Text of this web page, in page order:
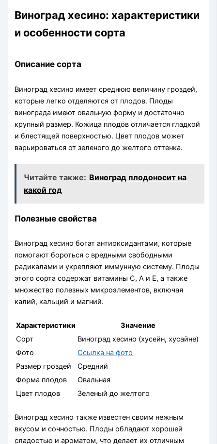
Виноград хесино: характеристики
и особенности сорта
Описание сорта
Виноград хесино имеет среднюю величину гроздей,
которые легко отделяются от плодов. Плоды
винограда имеют овальную форму и достаточно
крупный размер. Кожица плодов отличается гладкой
и блестящей поверхностью. Цвет плодов может
варьироваться от зеленого до желтого оттенка.
Читайте также: Виноград плодоносит на
какой год
Полезные свойства
Виноград хесино богат антиоксидантами, которые
помогают бороться с вредными свободными
радикалами и укрепляют иммунную систему. Плоды
этого сорта содержат витамины С, А и Е, а также
множество полезных микроэлементов, включая
калий, кальций и магний.
Характеристики
Значение
Сорт
Виноград хесино (хусейн, хусайне)
Фото
Ссылка на фото
Размер гроздей
Средний
Форма плодов
Овальная
Цвет плодов
Зеленый до желтого
Виноград хесино также известен своим нежным
вкусом и сочностью. Плоды обладают хорошей
сладостью и ароматом, что делает их отличным